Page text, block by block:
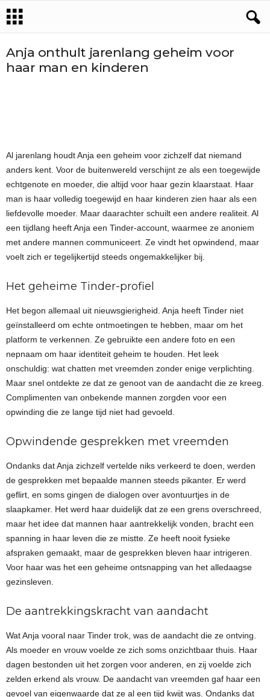
Anja onthult jarenlang geheim voor
haar man en kinderen
Al jarenlang houdt Anja een geheim voor zichzelf dat niemand
anders kent. Voor de buitenwereld verschijnt ze als een toegewijde
echtgenote en moeder, die altijd voor haar gezin klaarstaat. Haar
man is haar volledig toegewijd en haar kinderen zien haar als een
liefdevolle moeder. Maar daarachter schuilt een andere realiteit. Al
een tijdlang heeft Anja een Tinder-account, waarmee ze anoniem
met andere mannen communiceert. Ze vindt het opwindend, maar
voelt zich er tegelijkertijd steeds ongemakkelijker bij.
Het geheime Tinder-profiel
Het begon allemaal uit nieuwsgierigheid. Anja heeft Tinder niet
geïnstalleerd om echte ontmoetingen te hebben, maar om het
platform te verkennen. Ze gebruikte een andere foto en een
nepnaam om haar identiteit geheim te houden. Het leek
onschuldig: wat chatten met vreemden zonder enige verplichting.
Maar snel ontdekte ze dat ze genoot van de aandacht die ze kreeg.
Complimenten van onbekende mannen zorgden voor een
opwinding die ze lange tijd niet had gevoeld.
Opwindende gesprekken met vreemden
Ondanks dat Anja zichzelf vertelde niks verkeerd te doen, werden
de gesprekken met bepaalde mannen steeds pikanter. Er werd
geflirt, en soms gingen de dialogen over avontuurtjes in de
slaapkamer. Het werd haar duidelijk dat ze een grens overschreed,
maar het idee dat mannen haar aantrekkelijk vonden, bracht een
spanning in haar leven die ze mistte. Ze heeft nooit fysieke
afspraken gemaakt, maar de gesprekken bleven haar intrigeren.
Voor haar was het een geheime ontsnapping van het alledaagse
gezinsleven.
De aantrekkingskracht van aandacht
Wat Anja vooral naar Tinder trok, was de aandacht die ze ontving.
Als moeder en vrouw voelde ze zich soms onzichtbaar thuis. Haar
dagen bestonden uit het zorgen voor anderen, en zij voelde zich
zelden erkend als vrouw. De aandacht van vreemden gaf haar een
gevoel van eigenwaarde dat ze al een tijd kwijt was. Ondanks dat